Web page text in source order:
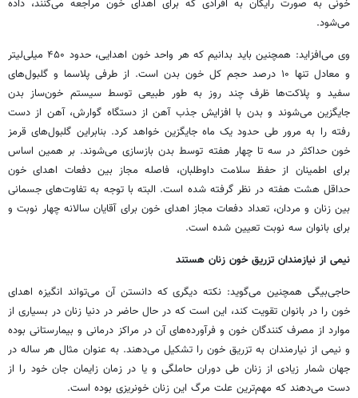
خونی به صورت رایگان به افرادی که برای اهدای خون مراجعه می‌کنند، داده
می‌شود.
وی می‌افزاید: همچنین باید بدانیم که هر واحد خون اهدایی، حدود ۴۵۰ میلی‌لیتر
و معادل تنها ۱۰ درصد حجم کل خون بدن است. از طرفی پلاسما و گلبول‌های
سفید و پلاکت‌ها ظرف چند روز به طور طبیعی توسط سیستم خون‌ساز بدن
جایگزین می‌شوند و بدن با افزایش جذب آهن از دستگاه گوارش، آهن از دست
رفته را به مرور طی حدود یک ماه جایگزین خواهد کرد. بنابراین گلبول‌های قرمز
خون حداکثر در سه تا چهار هفته توسط بدن بازسازی می‌شوند. بر همین اساس
برای اطمینان از حفظ سلامت داوطلبان، فاصله مجاز بین دفعات اهدای خون
حداقل هشت هفته در نظر گرفته شده است. البته با توجه به تفاوت‌های جسمانی
بین زنان و مردان، تعداد دفعات مجاز اهدای خون برای آقایان سالانه چهار نوبت و
برای بانوان سه نوبت تعیین شده است.
نیمی از نیازمندان تزریق خون زنان هستند
حاجی‌بیگی همچنین می‌گوید: نکته دیگری که دانستن آن می‌تواند انگیزه اهدای
خون را در بانوان تقویت کند، این است که در حال حاضر در دنیا زنان در بسیاری از
موارد از مصرف کنندگان خون و فرآورده‌های آن در مراکز درمانی و بیمارستانی بوده
و نیمی از نیارمندان به تزریق خون را تشکیل می‌دهند. به عنوان مثال هر ساله در
جهان شمار زیادی از زنان طی دوران حاملگی و یا در زمان زایمان جان خود را از
دست می‌دهند که مهم‌ترین علت مرگ این زنان خونریزی بوده است.